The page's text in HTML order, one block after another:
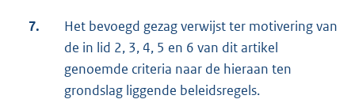
7.
Het bevoegd gezag verwijst ter motivering van
de in lid 2, 3, 4, 5 en 6 van dit artikel
genoemde criteria naar de hieraan ten
grondslag liggende beleidsregels.